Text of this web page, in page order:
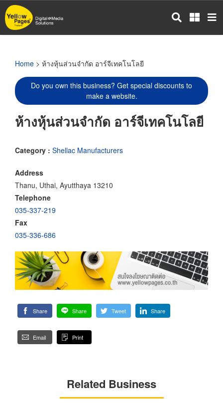
Skip
to
main
Home > ห้างหุ้นส่วนจำกัด อาร์จีเทคโนโลยี
Do you own this business? Get special discounts to
make a website.
ห้างหุ้นส่วนจำกัด อาร์จีเทคโนโลยี
Category : Shellac Manufacturers
Address
Thanu, Uthai, Ayutthaya 13210
Telephone
035-337-219
Fax
035-336-686
Share Share Tweet Share
Email Print
Related Business